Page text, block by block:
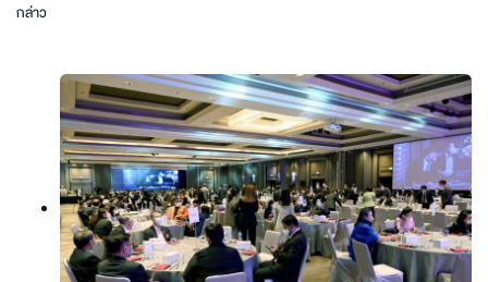
กล่าว